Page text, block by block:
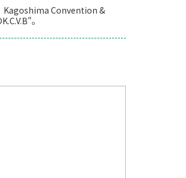
Kagoshima Convention &
。